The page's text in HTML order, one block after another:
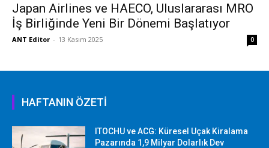
Japan Airlines ve HAECO, Uluslararası MRO
İş Birliğinde Yeni Bir Dönemi Başlatıyor
ANT Editor - 13 Kasım 2025 0
HAFTANIN ÖZETİ
ITOCHU ve ACG: Küresel Uçak Kiralama
Pazarında 1,9 Milyar Dolarlık Dev